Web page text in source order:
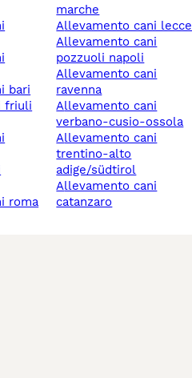
bari
roma
marche
allevamento cani lecce
allevamento cani
pozzuoli napoli
allevamento cani
ravenna
allevamento cani
verbano-cusio-ossola
allevamento cani
trentino-alto
adige/südtirol
allevamento cani
catanzaro